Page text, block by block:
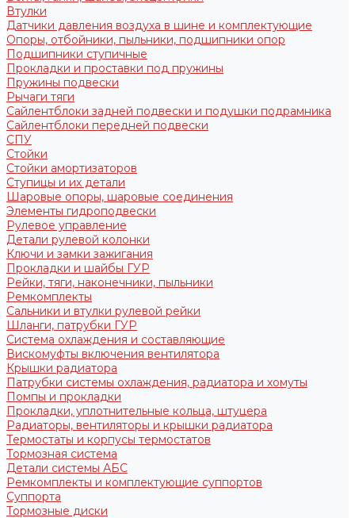
Втулки
Датчики давления воздуха в шине и комплектующие
Опоры, отбойники, пыльники, подшипники опор
Подшипники ступичные
Прокладки и проставки под пружины
Пружины подвески
Рычаги тяги
Сайлентблоки задней подвески и подушки подрамника
Сайлентблоки передней подвески
СПУ
Стойки
Стойки амортизаторов
Ступицы и их детали
Шаровые опоры, шаровые соединения
Элементы гидроподвески
Рулевое управление
Детали рулевой колонки
Ключи и замки зажигания
Прокладки и шайбы ГУР
Рейки, тяги, наконечники, пыльники
Ремкомплекты
Сальники и втулки рулевой рейки
Шланги, патрубки ГУР
Система охлаждения и составляющие
Вискомуфты включения вентилятора
Крышки радиатора
Патрубки системы охлаждения, радиатора и хомуты
Помпы и прокладки
Прокладки, уплотнительные кольца, штуцера
Радиаторы, вентиляторы и крышки радиатора
Термостаты и корпусы термостатов
Тормозная система
Детали системы АБС
Ремкомплекты и комплектующие суппортов
Суппорта
Тормозные диски